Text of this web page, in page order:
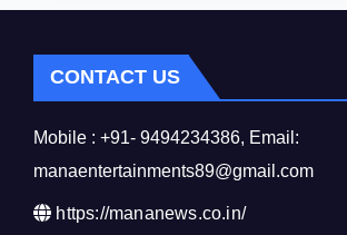
CONTACT US
Mobile : +91- 9494234386, Email:
manaentertainments89@gmail.com
https://mananews.co.in/